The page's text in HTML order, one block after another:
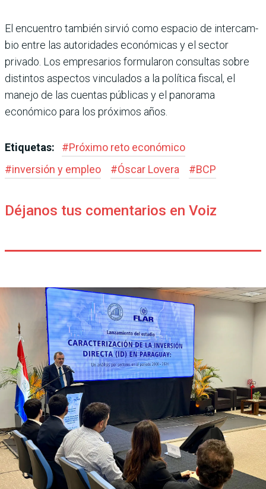
El encuentro también sirvió como espacio de intercam­
bio entre las autoridades eco­nómicas y el sector
privado. Los empresarios formula­ron consultas sobre
distin­tos aspectos vinculados a la política fiscal, el
manejo de las cuentas públicas y el panorama
económico para los próximos años.
Etiquetas: #Próximo reto económico
#inversión y empleo #Óscar Lovera #BCP
Déjanos tus comentarios en Voiz